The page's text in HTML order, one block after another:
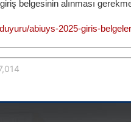
belgesinin alınması
abiuys-2025-giris-